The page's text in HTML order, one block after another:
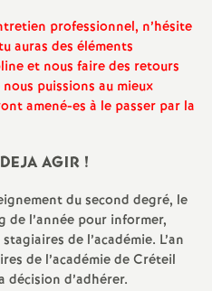
professionnel, n’hésite
auras des éléments
et nous faire des retours
puissions au mieux
amené-es à le passer par la
DEJA AGIR !
du second degré, le
l’année pour informer,
de l’académie. L’an
de l’académie de Créteil
décision d’adhérer.